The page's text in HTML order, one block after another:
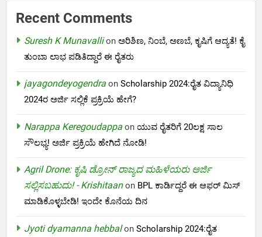
Recent Comments
Suresh K Munavallion ಅರಿಶಿಣ, ನಿಂಬೆ, ಅಣಬೆ, ಕೃಷಿಗೆ ಆದ್ಯತೆ! ಕೈ
ತುಂಬಾ ಲಾಭ ಪಡಿತಿದ್ದಾರೆ ಈ ರೈತರು
jayagondeyogendra on Scholarship 2024:ರೈತ ವಿದ್ಯಾನಿಧಿ
2024ರ ಅರ್ಜಿ ಸಲ್ಲಿಕೆ ಪ್ರಕ್ರಿಯೆ ಹೇಗೆ?
Narappa Keregoudappa on ಯುವ ರೈತರಿಗೆ 20ಲಕ್ಷ ಸಾಲ
ಸೌಲಭ್ಯ! ಅರ್ಜಿ ಪ್ರಕ್ರಿಯೆ ಹೇಗಿದೆ ನೋಡಿ!
Agril Drone: ಕೃಷಿ ಡ್ರೋನ್ ರಾಜ್ಯದ ಮಹಿಳೆಯರು ಅರ್ಜಿ
ಸಲ್ಲಿಸಬಹುದು! - Krishitaanon BPL ಕಾರ್ಡಿದ್ದರೆ ಈ ಆಫರ್ ಮಿಸ್
ಮಾಡಿಕೊಳ್ಳಬೇಡಿ! ಇಂದೇ ಕೊನೆಯ ದಿನ
Jyoti dyamanna hebbalon Scholarship 2024:ರೈತ